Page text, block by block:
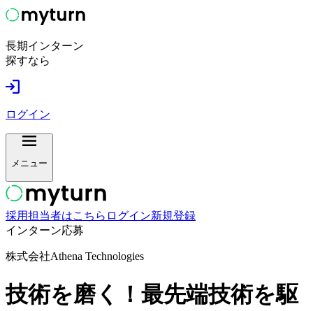
長期インターン
探すなら
ログイン
メニュー
採用担当者はこちら ログイン新規登録
インターン応募
株式会社Athena Technologies
技術を磨く！最先端技術を駆